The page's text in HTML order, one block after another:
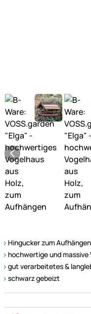
Hingucker zum
hochwertige und massive
gut verarbeitetes &
schwarz gebeizt